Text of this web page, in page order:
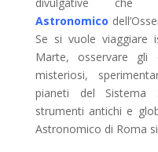
Astronomico
Se si vuole viaggiare
Marte, osservare
misteriosi,
pianeti del Sistema
strumenti antichi e
Astronomico di Roma